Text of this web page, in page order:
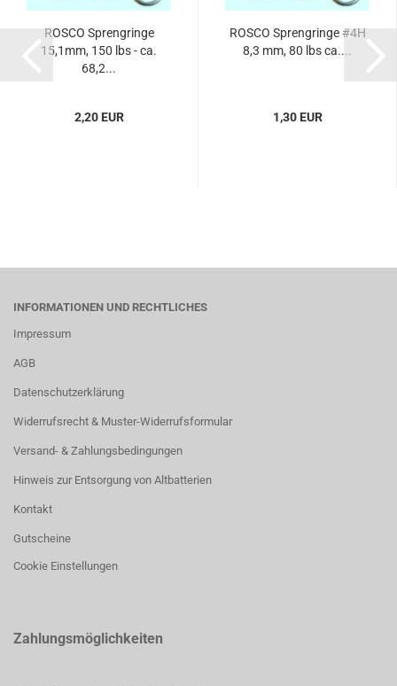
ROSCO Sprengringe
15,1mm, 150 lbs - ca.
68,2...
2,20 EUR
ROSCO Sprengringe #4H
8,3 mm, 80 lbs ca....
1,30 EUR
INFORMATIONEN UND RECHTLICHES
Impressum
AGB
Datenschutzerklärung
Widerrufsrecht & Muster-Widerrufsformular
Versand- & Zahlungsbedingungen
Hinweis zur Entsorgung von Altbatterien
Kontakt
Gutscheine
Cookie Einstellungen
Zahlungsmöglichkeiten